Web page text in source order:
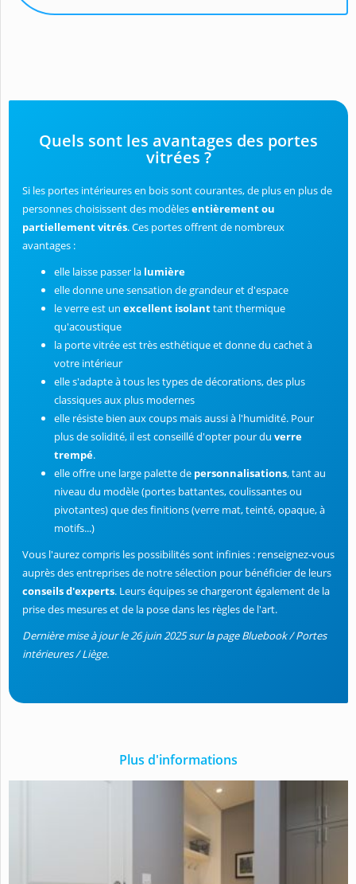
Quels sont les avantages des portes
vitrées ?
Si les portes intérieures en bois sont courantes, de plus en plus de
personnes choisissent des modèlesentièrement ou
partiellement vitrés. Ces portes offrent de nombreux
avantages :
elle laisse passer la lumière
elle donne une sensation de grandeur et d'espace
le verre est un excellent isolanttant thermique
qu'acoustique
la porte vitrée est très esthétique et donne du cachet à
votre intérieur
elle s'adapte à tous les types de décorations, des plus
classiques aux plus modernes
elle résiste bien aux coups mais aussi à l'humidité. Pour
plus de solidité, il est conseillé d'opter pour du verre
trempé.
elle offre une large palette de personnalisations, tant au
niveau du modèle (portes battantes, coulissantes ou
pivotantes) que des finitions (verre mat, teinté, opaque, à
motifs...)
Vous l'aurez compris les possibilités sont infinies : renseignez-vous
auprès des entreprises de notre sélection pour bénéficier de leurs
conseils d'experts. Leurs équipes se chargeront également de la
prise des mesures et de la pose dans les règles de l'art.
Dernière mise à jour le 26 juin 2025 sur la page Bluebook / Portes
intérieures / Liège.
Plus d'informations